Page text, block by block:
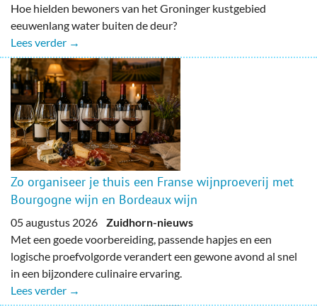
Hoe hielden bewoners van het Groninger kustgebied
eeuwenlang water buiten de deur?
Lees verder →
Zo organiseer je thuis een Franse wijnproeverij met
Bourgogne wijn en Bordeaux wijn
05 augustus 2026 Zuidhorn-nieuws
Met een goede voorbereiding, passende hapjes en een
logische proefvolgorde verandert een gewone avond al snel
in een bijzondere culinaire ervaring.
Lees verder →